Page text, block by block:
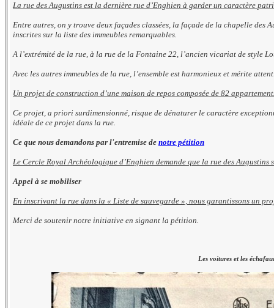
La rue des Augustins est la dernière rue d’Enghien à garder un caractère
Entre autres, on y trouve deux façades classées, la façade de la chapelle
inscrites sur la liste des immeubles remarquables.
A l’extrémité de la rue, à la rue de la Fontaine 22, l’ancien vicariat de style
Avec les autres immeubles de la rue, l’ensemble est harmonieux et mérite
Un projet de construction d’une maison de repos composée de 82
Ce projet, a priori surdimensionné, risque de dénaturer le caractère
idéale de ce projet dans la rue.
Ce que nous demandons par l'entremise de notre pétition
Le Cercle Royal Archéologique d’Enghien demande que la rue des
Appel à se mobiliser
En inscrivant la rue dans la « Liste de sauvegarde », nous garantissons un
Merci de soutenir notre initiative en signant la pétition.
Les voitures et les